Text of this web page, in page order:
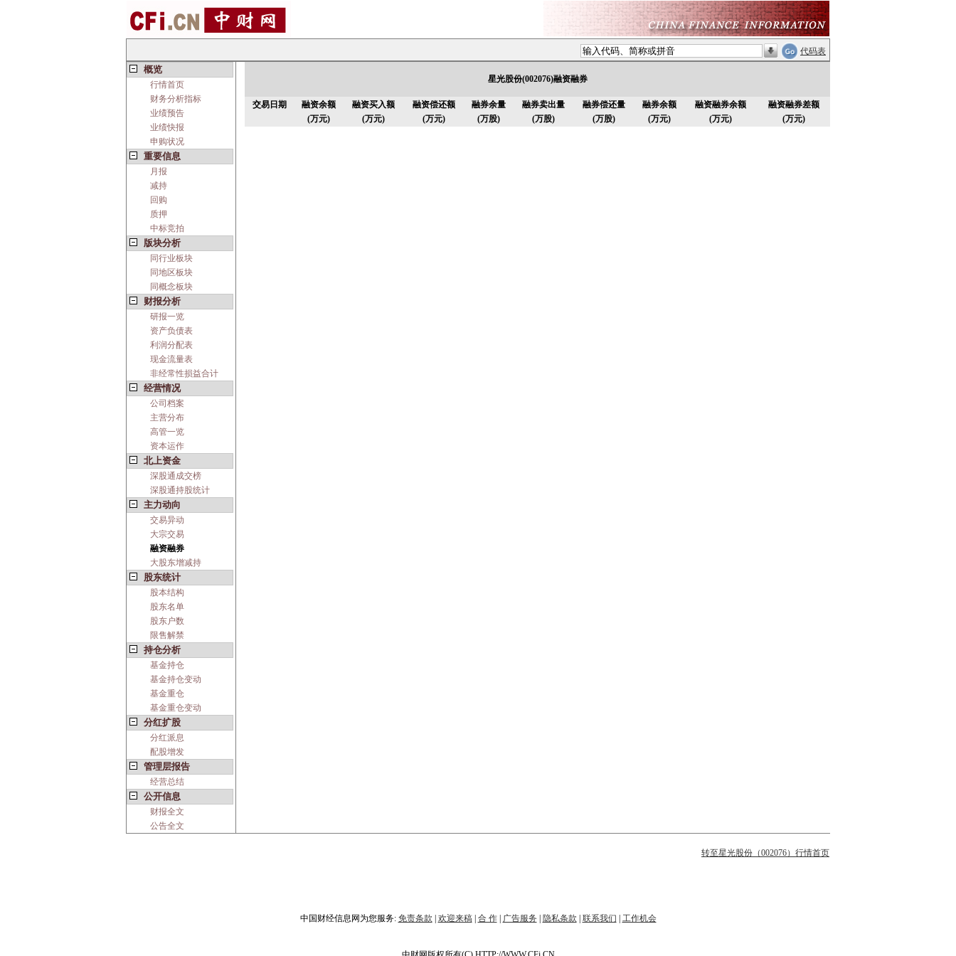
代码表
概览
行情首页
财务分析指标
业绩预告
业绩快报
申购状况
重要信息
月报
减持
回购
质押
中标竞拍
版块分析
同行业板块
同地区板块
同概念板块
财报分析
研报一览
资产负债表
利润分配表
现金流量表
非经常性损益合计
经营情况
公司档案
主营分布
高管一览
资本运作
北上资金
深股通成交榜
深股通持股统计
主力动向
交易异动
大宗交易
融资融券
大股东增减持
股东统计
股本结构
股东名单
股东户数
限售解禁
持仓分析
基金持仓
基金持仓变动
基金重仓
基金重仓变动
分红扩股
分红派息
配股增发
管理层报告
经营总结
公开信息
财报全文
公告全文
星光股份(002076)融资融券
交易日期
融资余额
(万元)
融资买入额
(万元)
融资偿还额
(万元)
融券余量
(万股)
融券卖出量
(万股)
融券偿还量
(万股)
融券余额
(万元)
融资融券余额
(万元)
融资融券差额
(万元)
转至星光股份（002076）行情首页
中国财经信息网为您服务: 免责条款 欢迎来稿| 合 作| 广告服务 隐私条款 联系我们 工作机会